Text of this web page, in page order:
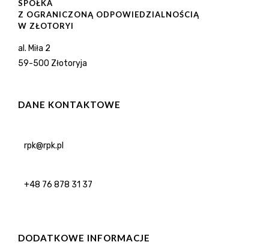
SPÓŁKA
Z OGRANICZONĄ ODPOWIEDZIALNOŚCIĄ
W ZŁOTORYI
al. Miła 2
59-500 Złotoryja
DANE KONTAKTOWE
rpk@rpk.pl
+48 76 878 31 37
DODATKOWE INFORMACJE